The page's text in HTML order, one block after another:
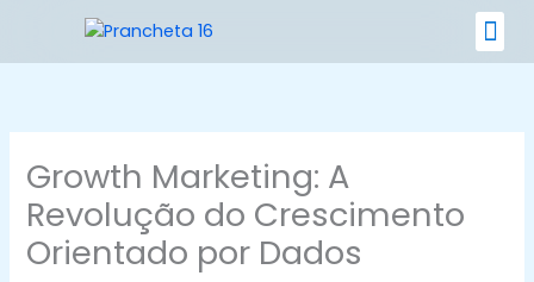
o
Growth Marketing: A
Revolução do Crescimento
Orientado por Dados